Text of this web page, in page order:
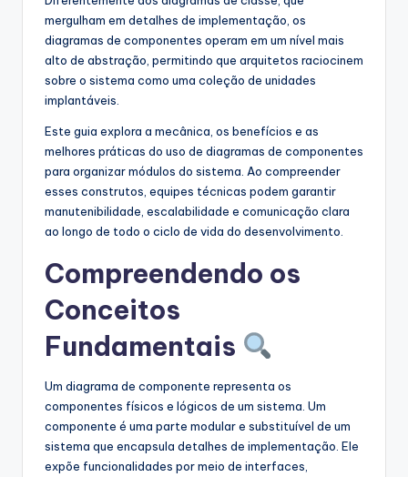
dmergulham em detalhes de implementação, os
diagramas de componentes operam em um nível mais
alto de abstração, permitindo que arquitetos raciocinem
sobre o sistema como uma coleção de unidades
implantáveis.
Este guia explora a mecânica, os benefícios e as
melhores práticas do uso de diagramas de componentes
para organizar módulos do sistema. Ao compreender
esses construtos, equipes técnicas podem garantir
manutenibilidade, escalabilidade e comunicação clara
ao longo de todo o ciclo de vida do desenvolvimento.
Compreendendo os
Conceitos
Fundamentais
Um diagrama de componente representa os
componentes físicos e lógicos de um sistema. Um
componente é uma parte modular e substituível de um
sistema que encapsula detalhes de implementação. Ele
expõe funcionalidades por meio de interfaces,